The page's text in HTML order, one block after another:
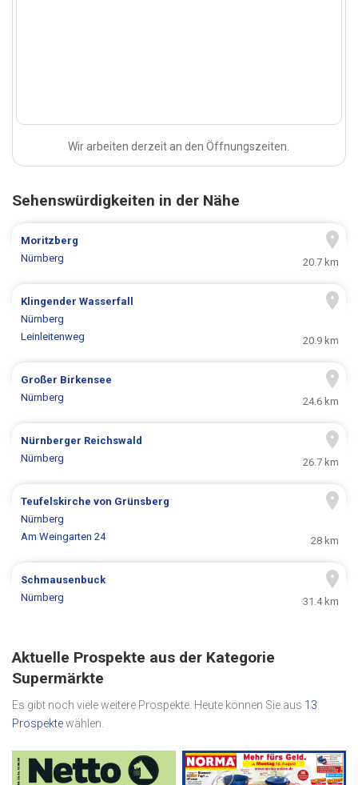
Wir arbeiten derzeit an den Öffnungszeiten.
Sehenswürdigkeiten in der Nähe
Moritzberg
Nürnberg
20.7 km
Klingender Wasserfall
Nürnberg
Leinleitenweg
20.9 km
Großer Birkensee
Nürnberg
24.6 km
Nürnberger Reichswald
Nürnberg
26.7 km
Teufelskirche von Grünsberg
Nürnberg
Am Weingarten 24
28 km
Schmausenbuck
Nürnberg
31.4 km
Aktuelle Prospekte aus der Kategorie
Supermärkte
Es gibt noch viele weitere Prospekte. Heute können Sie aus 13
Prospektewählen.